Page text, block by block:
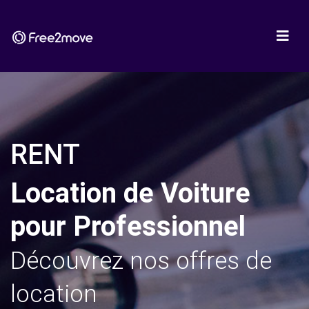
RENT
Location de Voiture
pour Professionnel
Découvrez nos offres de
location